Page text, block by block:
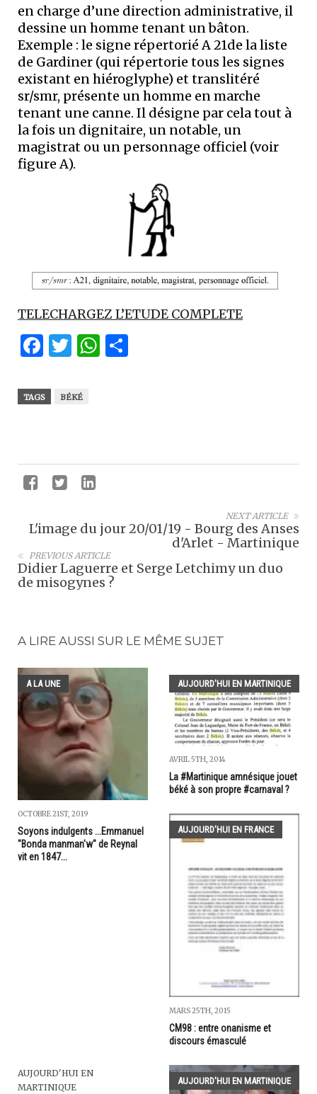
en charge d’une direction administrative, il
dessine un homme tenant un bâton.
Exemple : le signe répertorié A 21de la liste
de Gardiner (qui répertorie tous les signes
existant en hiéroglyphe) et translitéré
sr/smr, présente un homme en marche
tenant une canne. Il désigne par cela tout à
la fois un dignitaire, un notable, un
magistrat ou un personnage officiel (voir
figure A).
TELECHARGEZ L’ETUDE COMPLETE
Facebook
Twitter
WhatsApp
TAGS BÉKÉ
NEXT ARTICLE
L'image du jour 20/01/19 - Bourg des Anses
d'Arlet - Martinique
PREVIOUS ARTICLE
Didier Laguerre et Serge Letchimy un duo
de misogynes ?
A LIRE AUSSI SUR LE MÊME SUJET
A LA UNE
OCTOBRE 21ST, 2019
Soyons indulgents ...Emmanuel
"Bonda manman'w" de Reynal
vit en 1847...
AUJOURD'HUI EN MARTINIQUE
AVRIL 5TH, 2014
La #Martinique amnésique jouet
béké à son propre #carnaval ?
AUJOURD'HUI EN FRANCE
MARS 25TH, 2015
CM98 : entre onanisme et
discours émasculé
AUJOURD'HUI EN
MARTINIQUE
AUJOURD'HUI EN MARTINIQUE